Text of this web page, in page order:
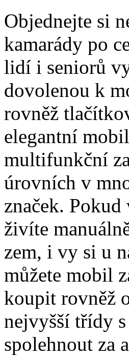
Objednejte si
kamarády po
lidí i seniorů
dovolenou k
rovněž
elegantní
multifunkční
úrovních v
značek.
živíte
zem, i vy si u
můžete mobil
koupit rovněž
nejvyšší třídy s
spolehnout za